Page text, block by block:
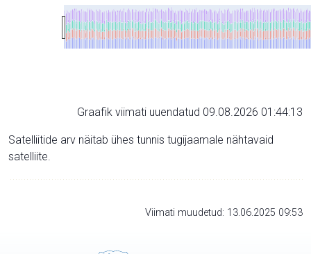
Graafik viimati uuendatud 09.08.2026 01:44:13
Satelliitide arv näitab ühes tunnis tugijaamale nähtavaid
satelliite.
Viimati muudetud: 13.06.2025 09:53